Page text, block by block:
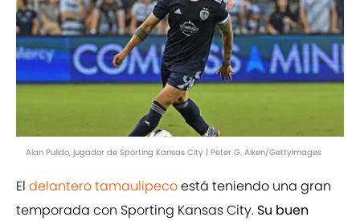
Alan Pulido, jugador de Sporting Kansas City | Peter G. Aiken/GettyImages
El delantero tamaulipecoestá teniendo una gran
temporada con Sporting Kansas City. Su buen